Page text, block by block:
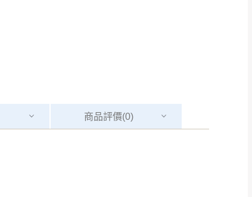
商品評價(0)
客服」來信確